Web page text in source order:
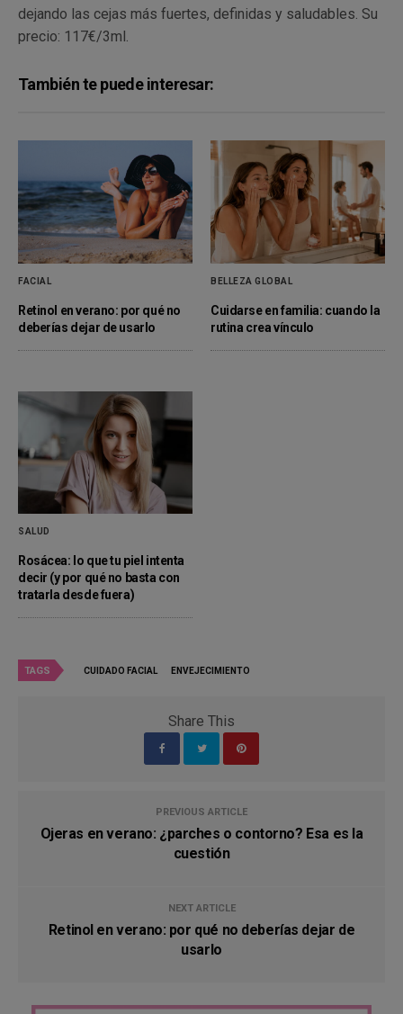
dejando las cejas más fuertes, definidas y saludables. Su
precio: 117€/3ml.
También te puede interesar:
FACIAL
Retinol en verano: por qué no
deberías dejar de usarlo
BELLEZA GLOBAL
Cuidarse en familia: cuando la
rutina crea vínculo
SALUD
Rosácea: lo que tu piel intenta
decir (y por qué no basta con
tratarla desde fuera)
TAGS CUIDADO FACIAL ENVEJECIMIENTO
Share This
PREVIOUS ARTICLE
Ojeras en verano: ¿parches o contorno? Esa es la
cuestión
NEXT ARTICLE
Retinol en verano: por qué no deberías dejar de
usarlo